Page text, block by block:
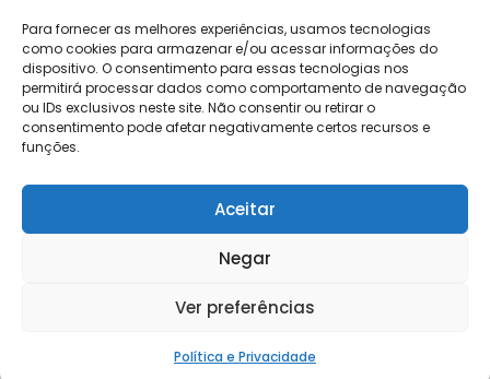
Para fornecer as melhores experiências, usamos tecnologias
como cookies para armazenar e/ou acessar informações do
dispositivo. O consentimento para essas tecnologias nos
permitirá processar dados como comportamento de navegação
ou IDs exclusivos neste site. Não consentir ou retirar o
consentimento pode afetar negativamente certos recursos e
funções.
Aceitar
Negar
Ver preferências
Política e Privacidade
Trabalhe
Conosco
Contato
Relatório de
Salarial
Login
Eventos
Contábeis
Holos
NG Essence
Soluções
DP e RH
NG Folha
eKeep
FisCo
Keevo Software | CNPJ: 14.766.429/0001-07
Rua Rio de Janeiro, 1462 – Lourdes, Belo Horizonte – MG, 30160-042